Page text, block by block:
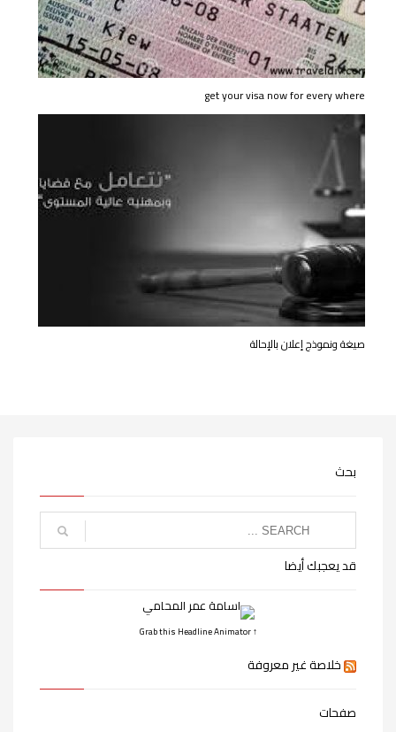
get your visa now for every where
صيغة ونموذج إعلان بالإحالة
بحث
قد يعجبك أيضا
↑ Grab this Headline Animator
خلاصة غير معروفة
صفحات